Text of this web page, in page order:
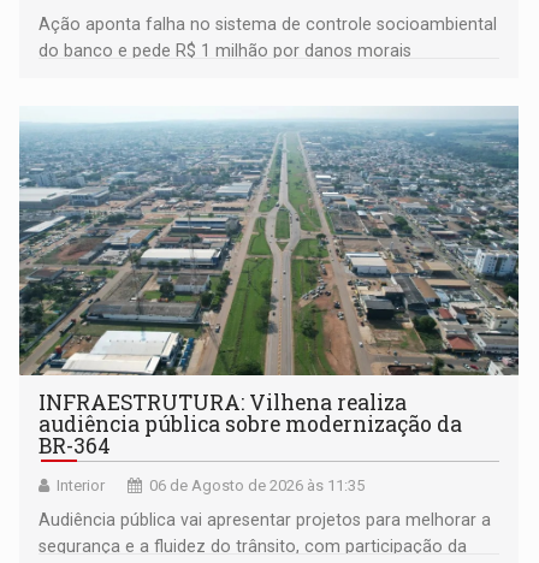
Ação aponta falha no sistema de controle socioambiental
do banco e pede R$ 1 milhão por danos morais
INFRAESTRUTURA: Vilhena realiza
audiência pública sobre modernização da
BR-364
Interior 06 de Agosto de 2026 às 11:35
Audiência pública vai apresentar projetos para melhorar a
segurança e a fluidez do trânsito, com participação da